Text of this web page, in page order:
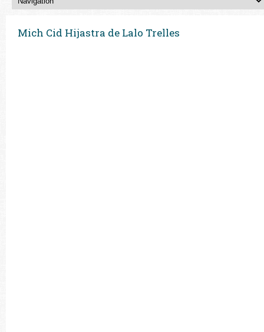
Mich Cid Hijastra de Lalo Trelles